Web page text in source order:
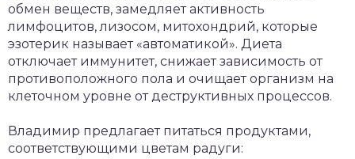
обмен веществ, замедляет активность
лимфоцитов, лизосом, митохондрий, которые
эзотерик называет «автоматикой». Диета
отключает иммунитет, снижает зависимость от
противоположного пола и очищает организм на
клеточном уровне от деструктивных процессов.
Владимир предлагает питаться продуктами,
соответствующими цветам радуги: